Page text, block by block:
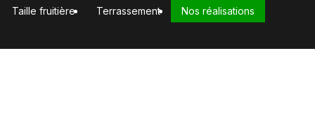
Taille fruitière Terrassement Nos réalisations